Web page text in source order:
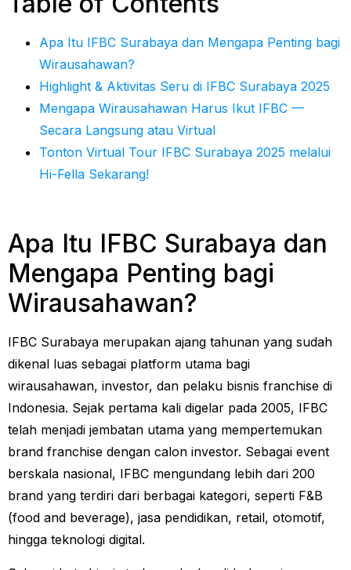
Apa Itu IFBC Surabaya dan Mengapa Penting bagi
Wirausahawan?
Highlight & Aktivitas Seru di IFBC Surabaya 2025
Mengapa Wirausahawan Harus Ikut IFBC —
Secara Langsung atau Virtual
Tonton Virtual Tour IFBC Surabaya 2025 melalui
Hi-Fella Sekarang!
Apa Itu IFBC Surabaya dan
Mengapa Penting bagi
Wirausahawan?
IFBC Surabaya merupakan ajang tahunan yang sudah
dikenal luas sebagai platform utama bagi
wirausahawan, investor, dan pelaku bisnis franchise di
Indonesia. Sejak pertama kali digelar pada 2005, IFBC
telah menjadi jembatan utama yang mempertemukan
brand franchise dengan calon investor. Sebagai event
berskala nasional, IFBC mengundang lebih dari 200
brand yang terdiri dari berbagai kategori, seperti F&B
(food and beverage), jasa pendidikan, retail, otomotif,
hingga teknologi digital.